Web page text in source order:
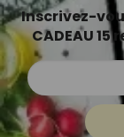
Inscrivez-
CADEAU 15